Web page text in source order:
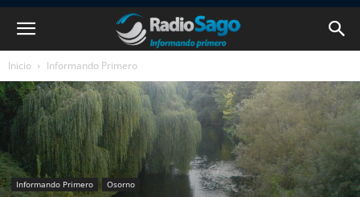
Inicio Informando Primero
Informando Primero Osorno